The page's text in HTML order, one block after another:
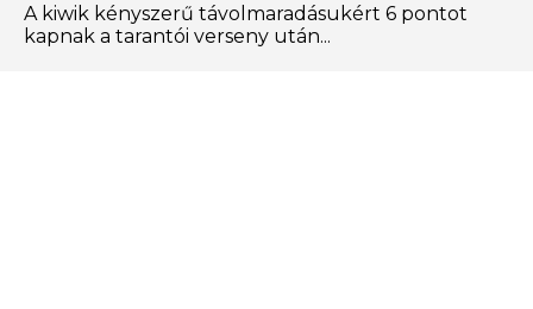
A kiwik kényszerű távolmaradásukért 6 pontot
kapnak a tarantói verseny után...